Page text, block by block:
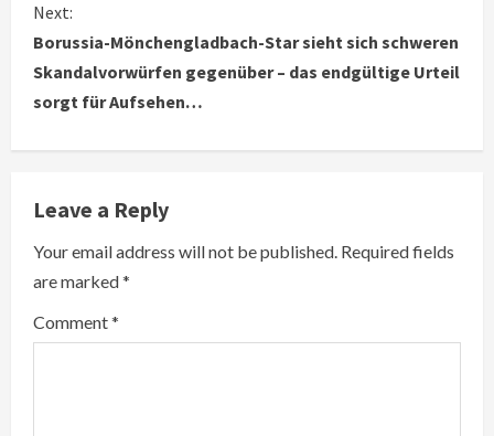
t
i
n
u
e
R
e
a
Next:
Borussia-Mönchengladbach-Star sieht sich schweren
Skandalvorwürfen gegenüber – das endgültige Urteil
sorgt für Aufsehen…
Leave a Reply
Your email address will not be published. Required fields
are marked*
Comment*